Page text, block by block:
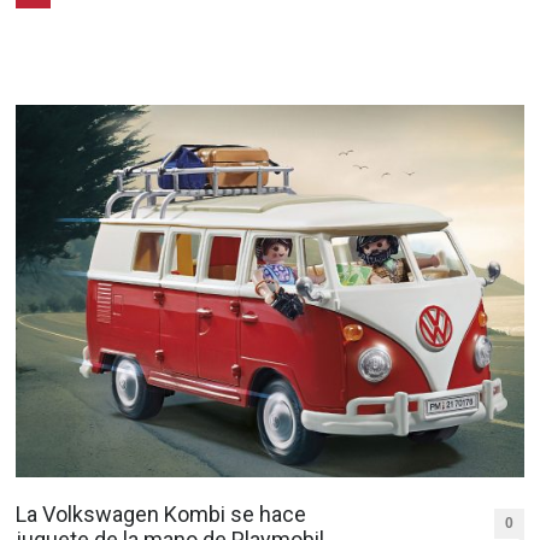
La Volkswagen Kombi se hace
0